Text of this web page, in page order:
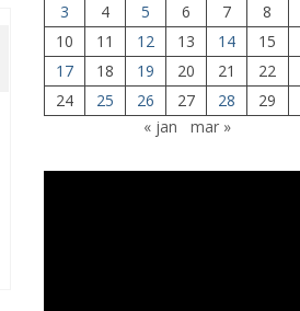
3
4 5 6 7 8
10
11 12 13 14 15
17
18 19 20 21 22
24
25 26 27 28
29
« jan
mar »